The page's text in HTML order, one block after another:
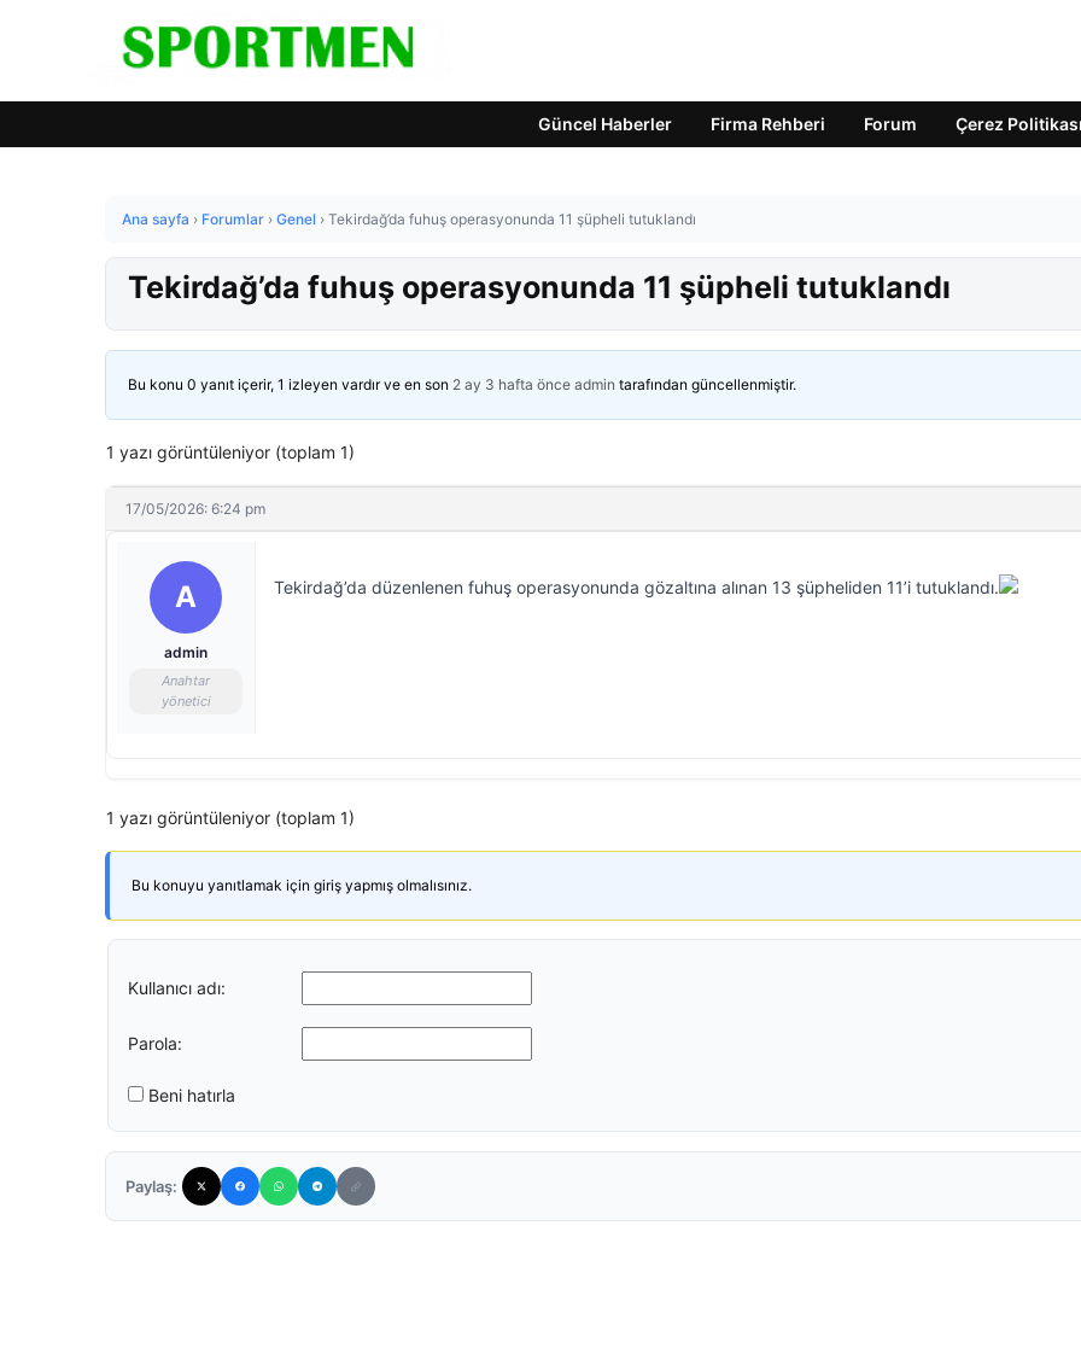
Güncel Haberler Firma Rehberi Forum Çerez Politikası
Ana sayfa › Forumlar › Genel › Tekirdağ’da fuhuş operasyonunda 11 şüpheli tutuklandı
Tekirdağ’da fuhuş operasyonunda 11 şüpheli tutuklandı
Bu konu 0 yanıt içerir, 1 izleyen vardır ve en son 2 ay 3 hafta önce admin tarafından güncellenmiştir.
1 yazı görüntüleniyor (toplam 1)
17/05/2026: 6:24 pm
A
admin
Anahtar
yönetici
Tekirdağ’da düzenlenen fuhuş operasyonunda gözaltına alınan 13 şüpheliden 11’i tutuklandı.
1 yazı görüntüleniyor (toplam 1)
Bu konuyu yanıtlamak için giriş yapmış olmalısınız.
Kullanıcı adı:
Parola:
Beni hatırla
Paylaş: